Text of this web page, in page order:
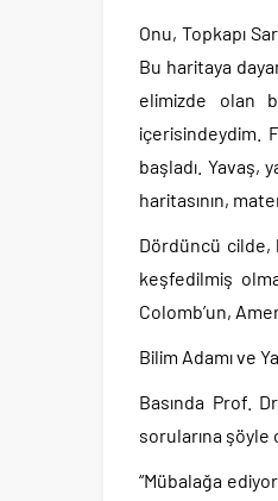
Onu, Topkapı
Bu haritaya
elimizde olan
içerisindeydim.
başladı. Yavaş,
haritasının,
Dördüncü cilde,
keşfedilmiş
Colomb’un,
Bilim Adamı ve
Basında Prof.
sorularına
“Mübalağa